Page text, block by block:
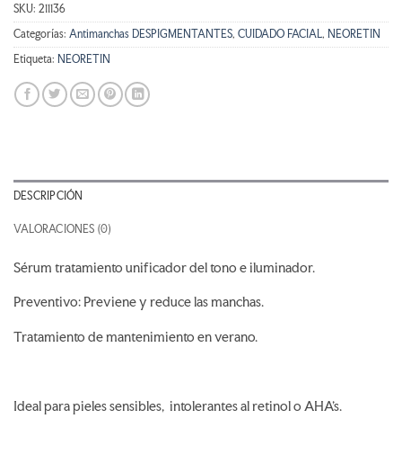
SKU: 211136
Categorías: Antimanchas DESPIGMENTANTES, CUIDADO FACIAL, NEORETIN
Etiqueta: NEORETIN
DESCRIPCIÓN
VALORACIONES (0)
Sérum tratamiento unificador del tono e iluminador.
Preventivo: Previene y reduce las manchas.
Tratamiento de mantenimiento en verano.
Ideal para pieles sensibles, intolerantes al retinol o AHA’s.